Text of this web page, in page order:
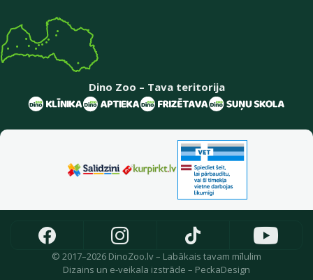
Dino Zoo – Tava teritorija
© 2017–2026 DinoZoo.lv – Labākais tavam mīlulim
Dizains un e-veikala izstrāde – PeckaDesign